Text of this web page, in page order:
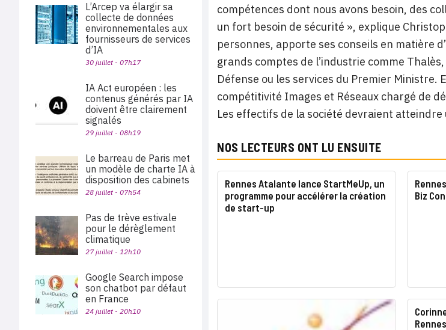
compétences dont nous avons besoin, des
un fort besoin de sécurité », explique
personnes, apporte ses conseils en matière
grands comptes de l’industrie comme
Défense ou les services du Premier
compétitivité Images et Réseaux chargé de
Les effectifs de la société devraient atteindre
NOS LECTEURS ONT LU ENSUITE
Rennes Atalante lance StartMeUp, un
programme pour accélérer la création
de start-up
Biz
L’Arcep va élargir sa
collecte de données
environnementales aux
fournisseurs de services
d’IA
30 juillet - 07h17
IA Act européen : les
contenus générés par IA
doivent être clairement
signalés
29 juillet - 08h19
Le barreau de Paris met
un modèle de charte IA à
disposition des cabinets
28 juillet - 07h54
Pas de trève estivale
pour le dérèglement
climatique
27 juillet - 12h10
Google Search impose
son chatbot par défaut
en France
24 juillet - 20h10